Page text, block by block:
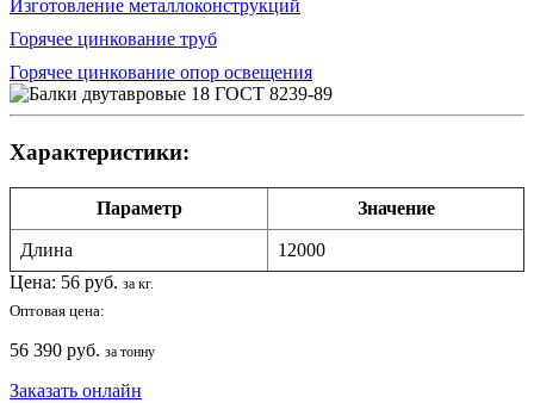
Изготовление металлоконструкций
Горячее цинкование труб
Горячее цинкование опор освещения
Характеристики:
Параметр Значение
Длина
12000
Цена: 56 руб. за кг.
Оптовая цена:
56 390 руб. за тонну
Заказать онлайн